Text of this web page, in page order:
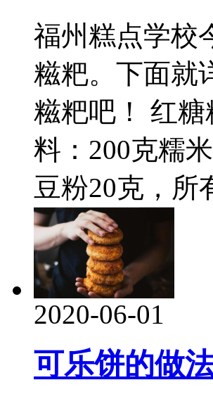
福州糕点学校
糍粑。下面就
糍粑吧！ 红
料：200克糯
豆粉20克，所
2020-06-01
可乐饼的做